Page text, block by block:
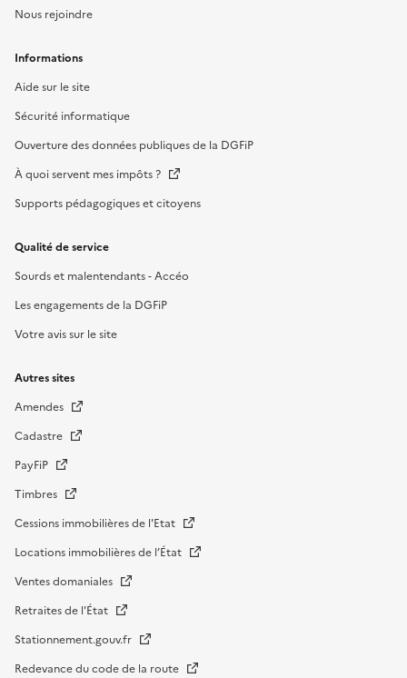
Nous rejoindre
Informations
Aide sur le site
Sécurité informatique
Ouverture des données publiques de la DGFiP
À quoi servent mes impôts ?
Supports pédagogiques et citoyens
Qualité de service
Sourds et malentendants - Accéo
Les engagements de la DGFiP
Votre avis sur le site
Autres sites
Amendes
Cadastre
PayFiP
Timbres
Cessions immobilières de l'Etat
Locations immobilières de l’État
Ventes domaniales
Retraites de l'État
Stationnement.gouv.fr
Redevance du code de la route